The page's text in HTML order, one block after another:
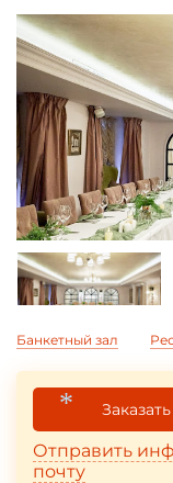
Банкетный зал
Заказать
Отправить
почту
*